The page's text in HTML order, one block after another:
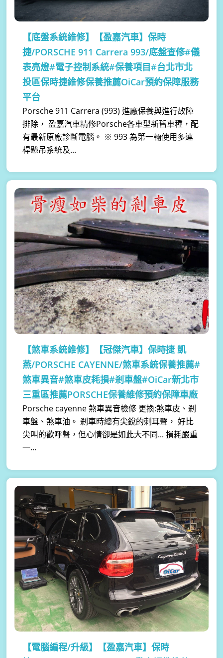
【底盤系統維修】
【盈嘉汽車】保時
捷/PORSCHE 911 Carrera 993/底盤查修#儀
表亮燈#電子控制系統#保養項目#台北市北
投區保時捷維修保養推薦OiCar預約保障服務
平台
Porsche 911 Carrera (993) 進廠保養與進行故障
排除， 盈嘉汽車精修Porsche各車型新舊車種，配
有最新原廠診斷電腦。 ※ 993 為第一輛使用多連
桿懸吊系統及...
【煞車系統維修】
【冠傑汽車】保時捷 凱
燕/PORSCHE CAYENNE/煞車系統保養推薦#
煞車異音#煞車皮耗損#剎車盤#OiCar新北市
三重區推薦PORSCHE保養維修預約保障車廠
Porsche cayenne 煞車異音檢修 更換:煞車皮、剎
車盤、煞車油。 剎車時總有尖銳的刺耳聲， 好比
尖叫的歡呼聲，但心情卻是如此大不同... 損耗嚴重
一...
【電腦編程/升級】
【盈嘉汽車】保時